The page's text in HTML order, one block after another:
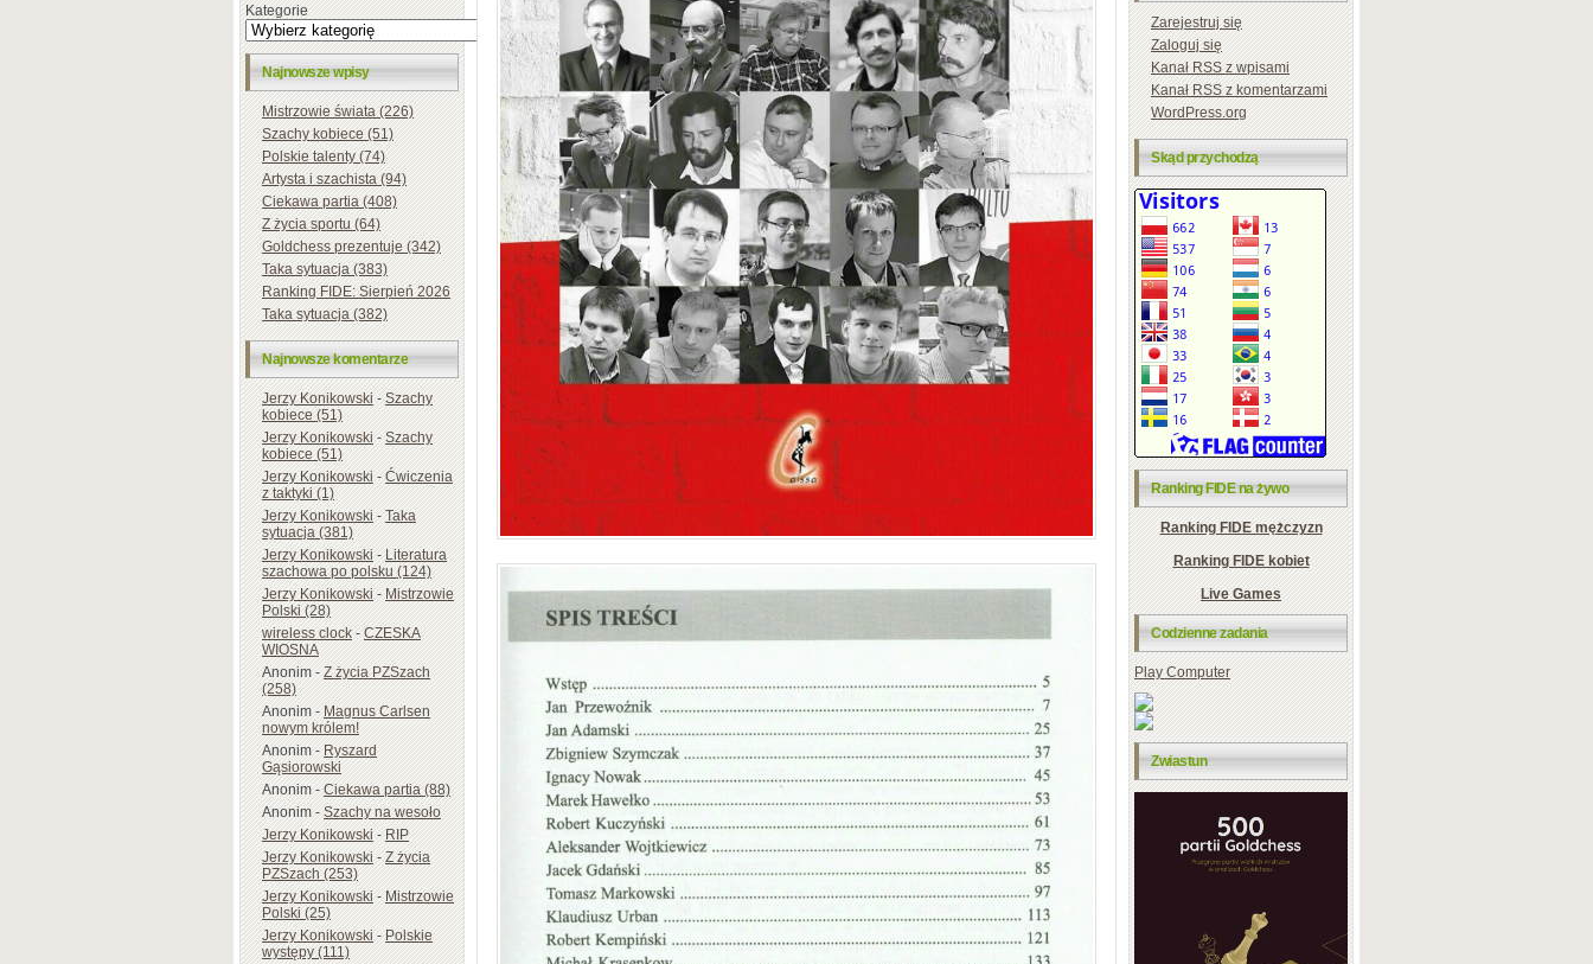
Kategorie
Najnowsze wpisy
Mistrzowie świata (226)
Szachy kobiece (51)
Polskie talenty (74)
Artysta i szachista (94)
Ciekawa partia (408)
Z życia sportu (64)
Goldchess prezentuje (342)
Taka sytuacja (383)
Ranking FIDE: Sierpień 2026
Taka sytuacja (382)
Najnowsze komentarze
Jerzy Konikowski-Szachy
kobiece (51)
Jerzy Konikowski-Szachy
kobiece (51)
Jerzy Konikowski-Ćwiczenia
z taktyki (1)
Jerzy Konikowski-Taka
sytuacja (381)
Jerzy Konikowski-Literatura
szachowa po polsku (124)
Jerzy Konikowski-Mistrzowie
Polski (28)
wireless clock-CZESKA
WIOSNA
Anonim-Z życia PZSzach
(258)
Anonim-Magnus Carlsen
nowym królem!
Anonim-Ryszard
Gąsiorowski
Anonim-Ciekawa partia (88)
Anonim-Szachy na wesoło
Jerzy Konikowski-RIP
Jerzy Konikowski-Z życia
PZSzach (253)
Jerzy Konikowski-Mistrzowie
Polski (25)
Jerzy Konikowski-Polskie
występy (111)
Zarejestruj się
Zaloguj się
KanałRSSz wpisami
KanałRSSz komentarzami
WordPress.org
Skąd przychodzą
Ranking FIDE na żywo
Ranking FIDE mężczyzn
Ranking FIDE kobiet
Live Games
Codzienne zadania
Play Computer
Zwiastun